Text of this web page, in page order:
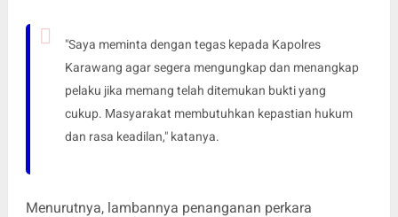
"Saya meminta dengan tegas kepada Kapolres
Karawang agar segera mengungkap dan menangkap
pelaku jika memang telah ditemukan bukti yang
cukup. Masyarakat membutuhkan kepastian hukum
dan rasa keadilan," katanya.
Menurutnya, lambannya penanganan perkara